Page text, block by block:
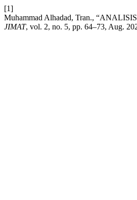
[1]
Muhammad Alhadad, Tran.,
JIMAT, vol. 2, no. 5, pp. 64–73, Aug.